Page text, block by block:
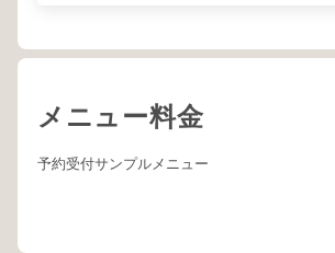
メニュー料金
予約受付サンプルメニュー